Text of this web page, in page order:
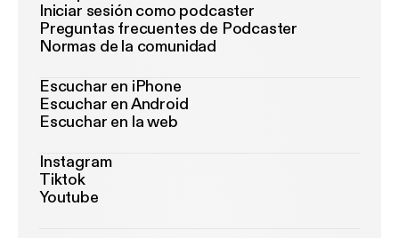
Iniciar sesión como podcaster
Preguntas frecuentes de Podcaster
Normas de la comunidad
Escuchar en iPhone
Escuchar en Android
Escuchar en la web
Instagram
Tiktok
Youtube